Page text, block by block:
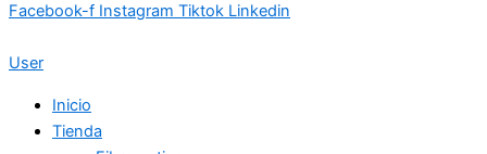
Facebook-f Instagram Tiktok Linkedin
User
Inicio
Tienda